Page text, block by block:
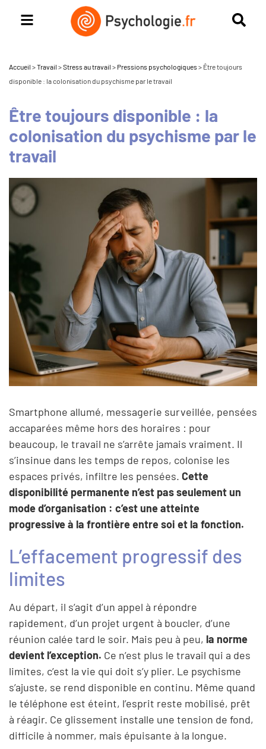
Accueil >Travail >Stress au travail > Pressions psychologiques > Être toujours
disponible : la colonisation du psychisme par le travail
Être toujours disponible : la
colonisation du psychisme par le
travail
Smartphone allumé, messagerie surveillée, pensées
accaparées même hors des horaires : pour
beaucoup, le travail ne s’arrête jamais vraiment. Il
s’insinue dans les temps de repos, colonise les
espaces privés, infiltre les pensées. Cette
disponibilité permanente n’est pas seulement un
mode d’organisation : c’est une atteinte
progressive à la frontière entre soi et la fonction.
L’effacement progressif des
limites
Au départ, il s’agit d’un appel à répondre
rapidement, d’un projet urgent à boucler, d’une
réunion calée tard le soir. Mais peu à peu, la norme
devient l’exception. Ce n’est plus le travail qui a des
limites, c’est la vie qui doit s’y plier. Le psychisme
s’ajuste, se rend disponible en continu. Même quand
le téléphone est éteint, l’esprit reste mobilisé, prêt
à réagir. Ce glissement installe une tension de fond,
difficile à nommer, mais épuisante à la longue.